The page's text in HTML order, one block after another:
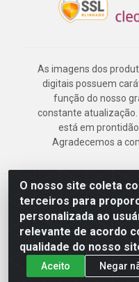
O nosso site coleta
terceiros para
personalizada ao
relevante de acordo
qualidade do nosso
Aceito Negar
As imagens dos
digitais possuem
função do nosso
constante atualização.
está em
Agradecemos a
Deskontão Atacado - Av.
Imbiribeira - Recife/PE -